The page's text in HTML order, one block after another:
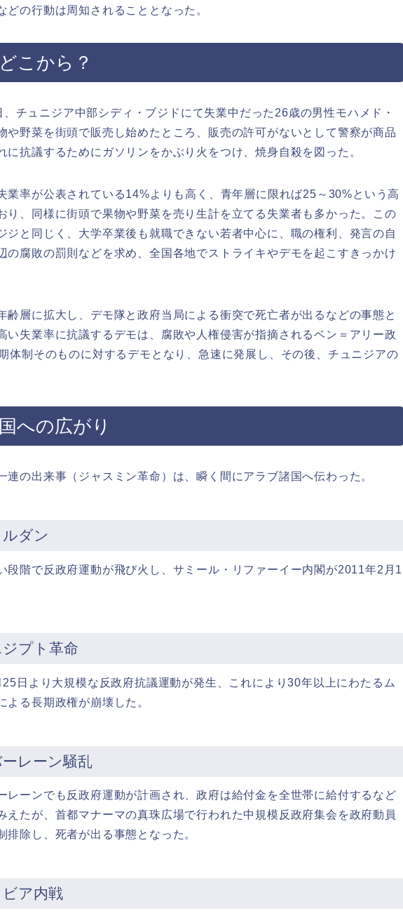
どの行動は周知されることとなった。
こから？
チュニジア中部シディ・ブジドにて失業中だった26歳の男性モハメド・
や野菜を街頭で販売し始めたところ、販売の許可がないとして警察が商品
に抗議するためにガソリンをかぶり火をつけ、焼身自殺を図った。
業率が公表されている14%よりも高く、青年層に限れば25～30%という高
り、同様に街頭で果物や野菜を売り生計を立てる失業者も多かった。この
ジと同じく、大学卒業後も就職できない若者中心に、職の権利、発言の自
の腐敗の罰則などを求め、全国各地でストライキやデモを起こすきっかけ
齢層に拡大し、デモ隊と政府当局による衝突で死亡者が出るなどの事態と
い失業率に抗議するデモは、腐敗や人権侵害が指摘されるベン＝アリー政
体制そのものに対するデモとなり、急速に発展し、その後、チュニジアの
への広がり
連の出来事（ジャスミン革命）は、瞬く間にアラブ諸国へ伝わった。
ダン
段階で反政府運動が飛び火し、サミール・リファーイー内閣が2011年2月1
プト革命
日より大規模な反政府抗議運動が発生、これにより30年以上にわたるム
よる長期政権が崩壊した。
レーン騒乱
レーンでも反政府運動が計画され、政府は給付金を全世帯に給付するなど
えたが、首都マナーマの真珠広場で行われた中規模反政府集会を政府動員
排除し、死者が出る事態となった。
ア内戦